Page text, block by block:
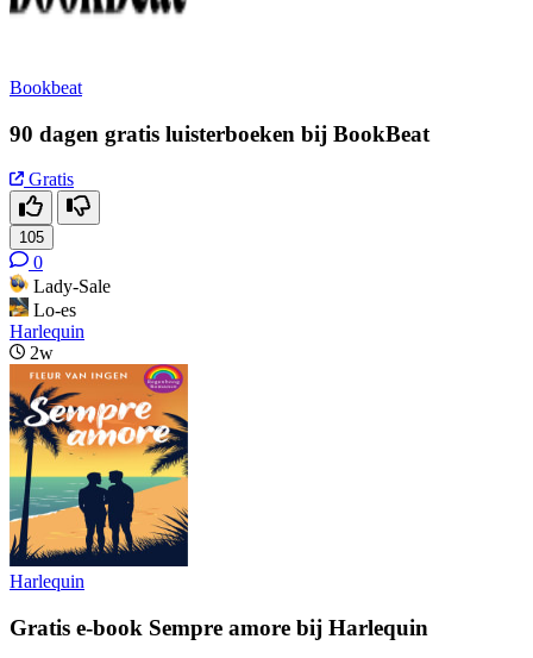
Bookbeat
90 dagen gratis luisterboeken bij BookBeat
Gratis
105
0
Lady-Sale
Lo-es
Harlequin
2w
Harlequin
Gratis e-book Sempre amore bij Harlequin